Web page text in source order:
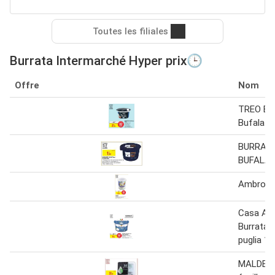
Toutes les filiales
Burrata Intermarché Hyper prix🕒
Offre Nom
TREO
Bufala
BUFALA
Ambrosi
Casa
Burrata
puglia